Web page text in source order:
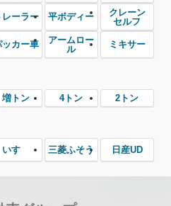
レーラー 平ボディー
クレーン
セルフ
ッカー車
アームロー
ル
ミキサー
増トン 4トン 2トン
いすゞ 三菱ふそう 日産UD